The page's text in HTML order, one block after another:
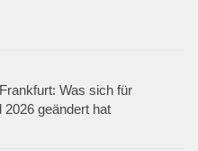
Was sich für
2026 geändert hat